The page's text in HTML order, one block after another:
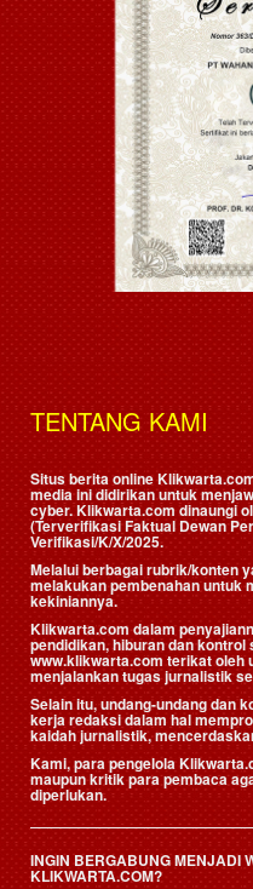
TENTANG KAMI
Situs berita online
media ini didirikan untuk
cyber. Klikwarta.com dinaungi
(Terverifikasi Faktual Dewan
Verifikasi/K/X/2025.
Melalui berbagai rubrik/konten
melakukan pembenahan untuk
kekiniannya.
Klikwarta.com dalam
pendidikan, hiburan dan kontrol
www.klikwarta.com terikat oleh
menjalankan tugas jurnalistik
Selain itu, undang-undang dan
kerja redaksi dalam hal
kaidah jurnalistik,
Kami, para pengelola
maupun kritik para pembaca
diperlukan.
INGIN BERGABUNG MENJADI
KLIKWARTA.COM?